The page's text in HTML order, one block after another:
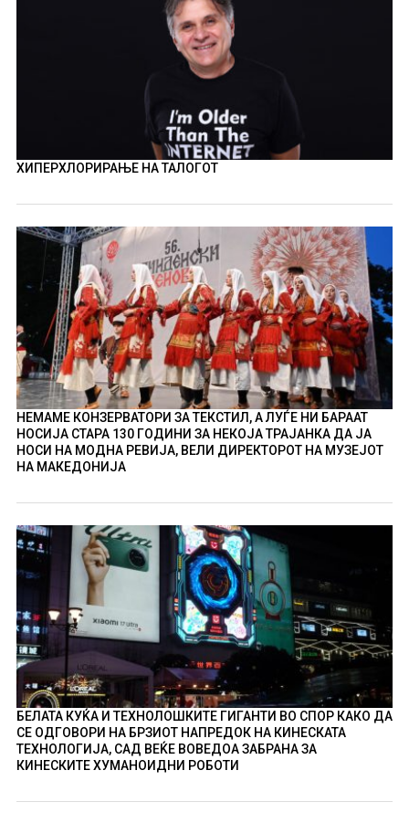
ХИПЕРХЛОРИРАЊЕ НА ТАЛОГОТ
НЕМАМЕ КОНЗЕРВАТОРИ ЗА ТЕКСТИЛ, А ЛУЃЕ НИ БАРААТ
НОСИЈА СТАРА 130 ГОДИНИ ЗА НЕКОЈА ТРАЈАНКА ДА ЈА
НОСИ НА МОДНА РЕВИЈА, ВЕЛИ ДИРЕКТОРОТ НА МУЗЕЈОТ
НА МАКЕДОНИЈА
БЕЛАТА КУЌА И ТЕХНОЛОШКИТЕ ГИГАНТИ ВО СПОР КАКО ДА
СЕ ОДГОВОРИ НА БРЗИОТ НАПРЕДОК НА КИНЕСКАТА
ТЕХНОЛОГИЈА, САД ВЕЌЕ ВОВЕДОА ЗАБРАНА ЗА
КИНЕСКИТЕ ХУМАНОИДНИ РОБОТИ